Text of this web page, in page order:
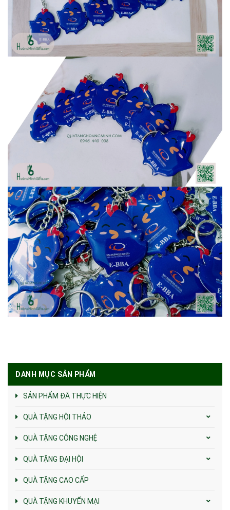
DANH MỤC SẢN PHẨM
SẢN PHẨM ĐÃ THỰC HIỆN
QUÀ TẶNG HỘI THẢO
QUÀ TẶNG CÔNG NGHỆ
QUÀ TẶNG ĐẠI HỘI
QUÀ TẶNG CAO CẤP
QUÀ TẶNG KHUYẾN MẠI